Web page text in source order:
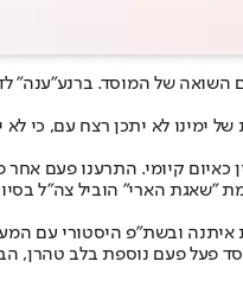
השואה של המוסד. ברנע"ענה"
ימינו לא יתכן רצח עם, כי
קיומי. התרענו פעם
"שאגת הארי" הוביל
פעם נוספת בלב טהרן,